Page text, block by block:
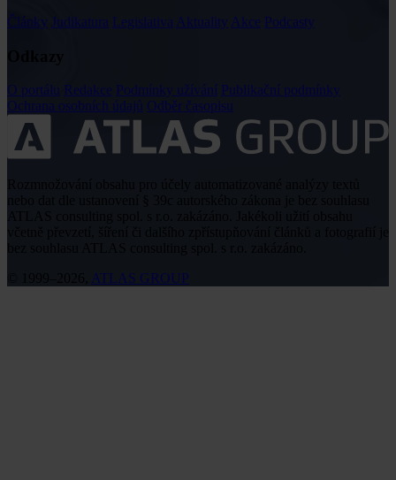
Články Judikatura Legislativa Aktuality Akce Podcasty
O portálu Redakce Podmínky užívání Publikační podmínky
Ochrana osobních údajů Odběr časopisu
včetně převzetí, šíření či dalšího zpřístupňování článků a fotografií je
ATLAS GROUP